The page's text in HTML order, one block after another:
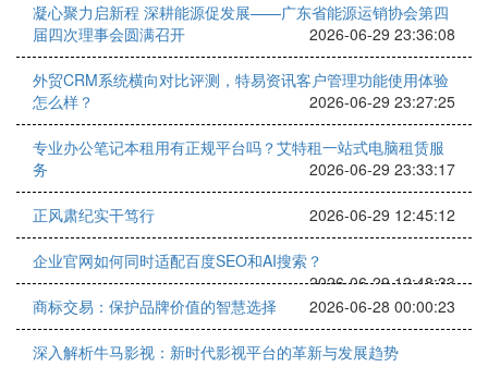
凝心聚力启新程 深耕能源促发展——广东省能源运销协会第四
届四次理事会圆满召开
2026-06-29 23:36:08
外贸CRM系统横向对比评测，特易资讯客户管理功能使用体验
怎么样？
2026-06-29 23:27:25
专业办公笔记本租用有正规平台吗？艾特租一站式电脑租赁服
务
2026-06-29 23:33:17
正风肃纪实干笃行 2026-06-29 12:45:12
企业官网如何同时适配百度SEO和AI搜索？
2026-06-29 12:48:33
商标交易：保护品牌价值的智慧选择
2026-06-28 00:00:23
深入解析牛马影视：新时代影视平台的革新与发展趋势